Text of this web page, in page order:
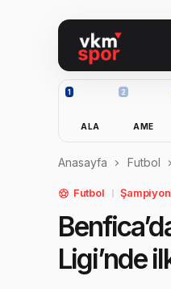
1
ALA
2
AME
Anasayfa Futbol
Futbol
Ligi’nde